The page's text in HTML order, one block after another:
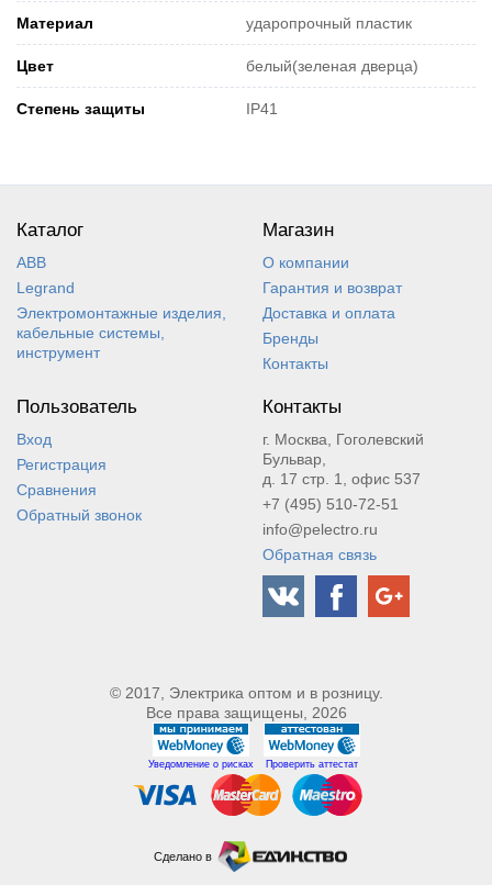
Материал ударопрочный пластик
Цвет белый(зеленая дверца)
Степень защиты IP41
Каталог
ABB
Legrand
Электромонтажные изделия,
кабельные системы,
инструмент
Магазин
О компании
Гарантия и возврат
Доставка и оплата
Бренды
Контакты
Пользователь
Вход
Регистрация
Сравнения
Обратный звонок
Контакты
г. Москва, Гоголевский
Бульвар,
д. 17 стр. 1, офис 537
+7 (495) 510-72-51
info@pelectro.ru
Обратная связь
© 2017, Электрика оптом и в розницу.
Все права защищены, 2026
Уведомление о рисках Проверить аттестат
Сделано в